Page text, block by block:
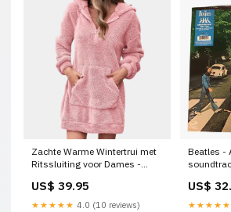
Zachte Warme Wintertrui met
Ritssluiting voor Dames -
US$ 39.95
★★★★★ 4.0 (10 reviews)
Beatles -
US$
★★★★★